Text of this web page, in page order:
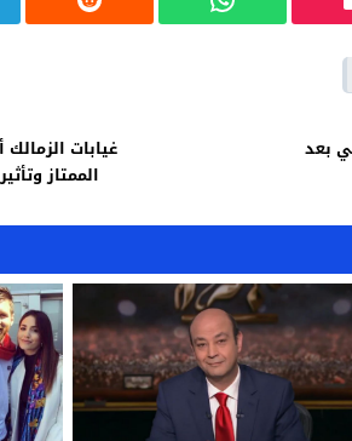
بعد
غيابات
الممتاز